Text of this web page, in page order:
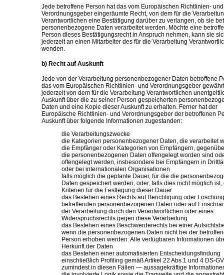
Jede betroffene Person hat das vom Europäischen Richtlinien- und
Verordnungsgeber eingeräumte Recht, von dem für die
Verantwortlichen eine Bestätigung darüber zu verlangen, ob sie
personenbezogene Daten verarbeitet werden. Möchte eine
Person dieses Bestätigungsrecht in Anspruch nehmen, kann sie
jederzeit an einen Mitarbeiter des für die Verarbeitung
wenden.
b) Recht auf Auskunft
Jede von der Verarbeitung personenbezogener Daten betroffene
das vom Europäischen Richtlinien- und Verordnungsgeber
jederzeit von dem für die Verarbeitung Verantwortlichen
Auskunft über die zu seiner Person gespeicherten
Daten und eine Kopie dieser Auskunft zu erhalten. Ferner hat der
Europäische Richtlinien- und Verordnungsgeber der betroffenen
Auskunft über folgende Informationen zugestanden:
die Verarbeitungszwecke
die Kategorien personenbezogener Daten, die verarbeitet
die Empfänger oder Kategorien von Empfängern,
die personenbezogenen Daten offengelegt worden sind
offengelegt werden, insbesondere bei Empfängern in
oder bei internationalen Organisationen
falls möglich die geplante Dauer, für die die
Daten gespeichert werden, oder, falls dies nicht möglich ist,
Kriterien für die Festlegung dieser Dauer
das Bestehen eines Rechts auf Berichtigung oder
betreffenden personenbezogenen Daten oder auf
der Verarbeitung durch den Verantwortlichen oder eines
Widerspruchsrechts gegen diese Verarbeitung
das Bestehen eines Beschwerderechts bei einer
wenn die personenbezogenen Daten nicht bei der
Person erhoben werden: Alle verfügbaren Informationen
Herkunft der Daten
das Bestehen einer automatisierten Entscheidungsfindung
einschließlich Profiling gemäß Artikel 22 Abs.1 und 4 DS-
zumindest in diesen Fällen — aussagekräftige